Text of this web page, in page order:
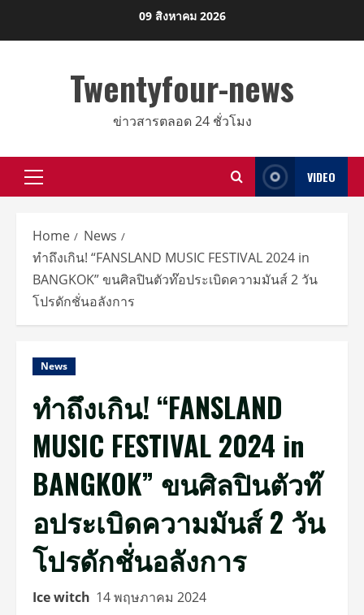
09 สิงหาคม 2026
Twentyfour-news
ข่าวสารตลอด 24 ชั่วโมง
Primary
VIDEO
Home
News
ทำถึงเกิน! “FANSLAND MUSIC FESTIVAL 2024 in
BANGKOK” ขนศิลปินตัวท๊อประเบิดความมันส์ 2 วัน
โปรดักชั่นอลังการ
News
ทำถึงเกิน! “FANSLAND
MUSIC FESTIVAL 2024 in
BANGKOK” ขนศิลปินตัวท๊
อประเบิดความมันส์ 2 วัน
โปรดักชั่นอลังการ
Ice witch 14 พฤษภาคม 2024